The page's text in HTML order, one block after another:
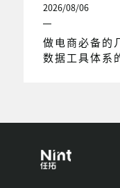
2026/08/06
做电商必备的
数据工具体系